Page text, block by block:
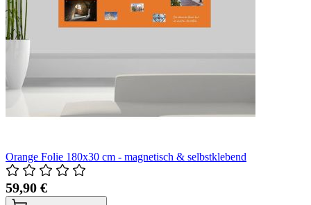
Orange Folie 180x30 cm - magnetisch & selbstklebend
59,90 €